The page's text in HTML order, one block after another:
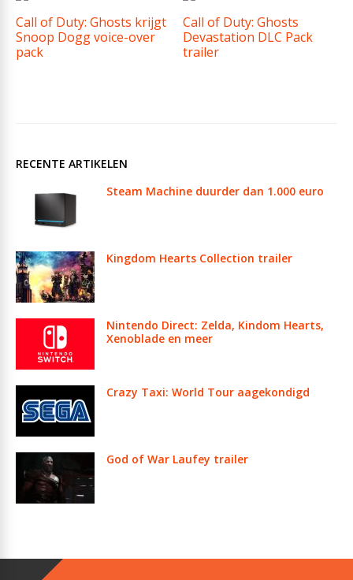
Call of Duty: Ghosts krijgt
Snoop Dogg voice-over
pack
Call of Duty: Ghosts
Devastation DLC Pack
trailer
RECENTE ARTIKELEN
Steam Machine duurder dan 1.000 euro
Kingdom Hearts Collection trailer
Nintendo Direct: Zelda, Kindom Hearts,
Xenoblade en meer
Crazy Taxi: World Tour aagekondigd
God of War Laufey trailer